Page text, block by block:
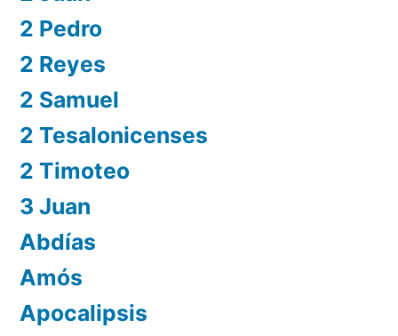
2 Pedro
2 Reyes
2 Samuel
2 Tesalonicenses
2 Timoteo
3 Juan
Abdías
Amós
Apocalipsis